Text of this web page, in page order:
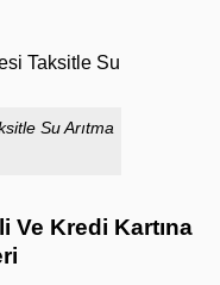
Su Arıtma
Ve Kredi Kartına